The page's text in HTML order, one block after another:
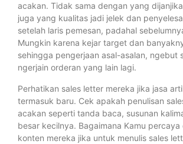
acakan. Tidak sama dengan yang
juga yang kualitas jadi jelek dan
setelah laris pemesan, padahal
Mungkin karena kejar target dan
sehingga pengerjaan asal-asalan, ngebut
ngerjain orderan yang lain lagi.
Perhatikan sales letter mereka jika jasa
termasuk baru. Cek apakah penulisan
acakan seperti tanda baca, susunan
besar kecilnya. Bagaimana Kamu
konten mereka jika untuk menulis sales